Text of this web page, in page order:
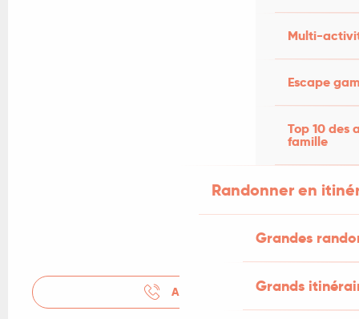
Multi-
Escape
Top 10 des
famille
Randonner en
Grandes
Grands
APPELER